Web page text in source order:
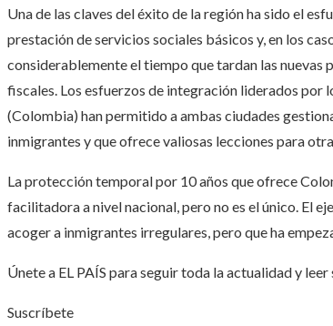
Una de las claves del éxito de la región ha sido el
prestación de servicios sociales básicos y, en los
considerablemente el tiempo que tardan las nuevas
fiscales. Los esfuerzos de integración liderados
(Colombia) han permitido a ambas ciudades
inmigrantes y que ofrece valiosas lecciones para
La protección temporal por 10 años que ofrece
facilitadora a nivel nacional, pero no es el único. El
acoger a inmigrantes irregulares, pero que ha
Únete a EL PAÍS para seguir toda la actualidad y
Suscríbete